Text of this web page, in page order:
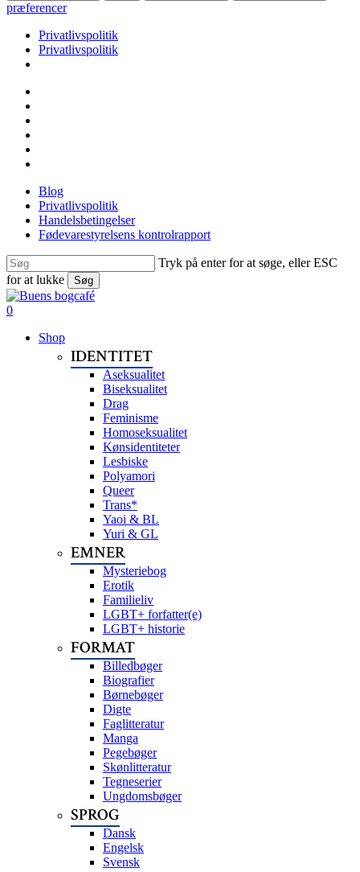
præferencer
Privatlivspolitik
Privatlivspolitik
Skip
main
content
Blog
Privatlivspolitik
Handelsbetingelser
Fødevarestyrelsens kontrolrapport
Tryk på enter for at søge, eller ESC
for at lukke
Søg
Close
Search
search
0
Shop
IDENTITET
Aseksualitet
Biseksualitet
Drag
Feminisme
Homoseksualitet
Kønsidentiteter
Lesbiske
Polyamori
Queer
Trans*
Yaoi & BL
Yuri & GL
EMNER
Mysteriebog
Erotik
Familieliv
LGBT+ forfatter(e)
LGBT+ historie
FORMAT
Billedbøger
Biografier
Børnebøger
Digte
Faglitteratur
Manga
Pegebøger
Skønlitteratur
Tegneserier
Ungdomsbøger
SPROG
Dansk
Engelsk
Svensk